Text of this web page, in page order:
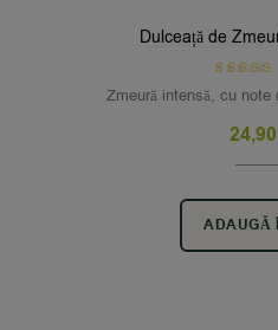
Dulceață de
Rated
Zmeură intensă, cu note
24,90
ADAUGĂ